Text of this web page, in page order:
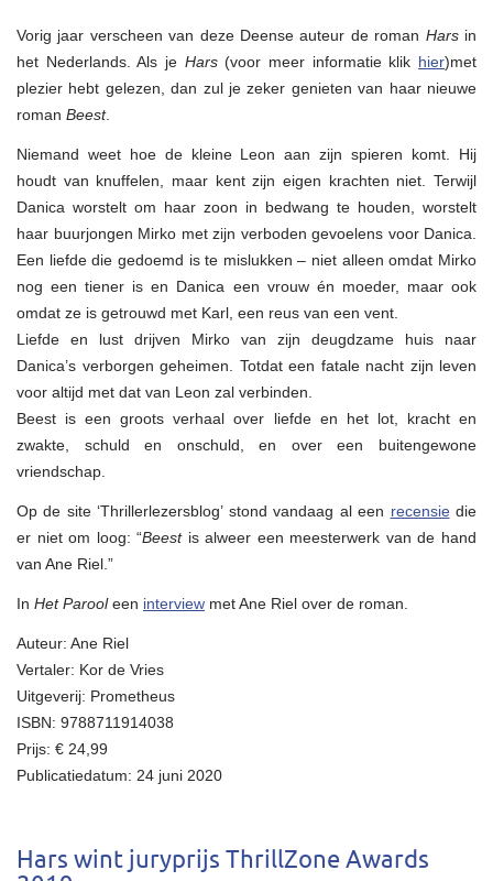
Riels
roman
Beest…
Vorig jaar verscheen van deze Deense auteur de roman Harsin
het Nederlands. Als je Hars(voor meer informatie klik hier)met
plezier hebt gelezen, dan zul je zeker genieten van haar nieuwe
roman Beest.
Niemand weet hoe de kleine Leon aan zijn spieren komt. Hij
houdt van knuffelen, maar kent zijn eigen krachten niet. Terwijl
Danica worstelt om haar zoon in bedwang te houden, worstelt
haar buurjongen Mirko met zijn verboden gevoelens voor Danica.
Een liefde die gedoemd is te mislukken – niet alleen omdat Mirko
nog een tiener is en Danica een vrouw én moeder, maar ook
omdat ze is getrouwd met Karl, een reus van een vent.
Liefde en lust drijven Mirko van zijn deugdzame huis naar
Danica’s verborgen geheimen. Totdat een fatale nacht zijn leven
voor altijd met dat van Leon zal verbinden.
Beest is een groots verhaal over liefde en het lot, kracht en
zwakte, schuld en onschuld, en over een buitengewone
vriendschap.
Op de site ‘Thrillerlezersblog’ stond vandaag al een recensiedie
er niet om loog: “Beestis alweer een meesterwerk van de hand
van Ane Riel.”
In Het Parooleen interview met Ane Riel over de roman.
Auteur: Ane Riel
Vertaler: Kor de Vries
Uitgeverij: Prometheus
ISBN: 9788711914038
Prijs: € 24,99
Publicatiedatum: 24 juni 2020
Hars wint juryprijs ThrillZone Awards